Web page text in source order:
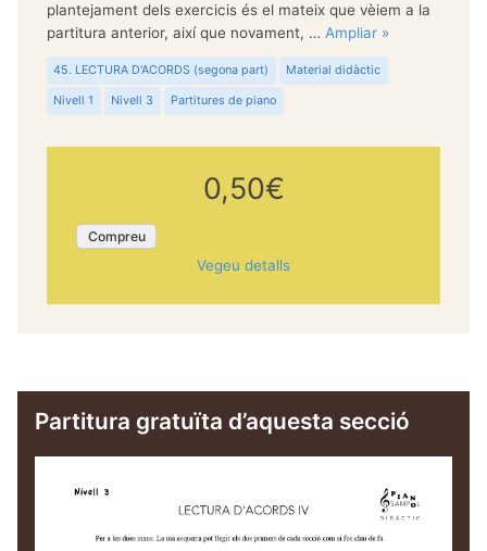
plantejament dels exercicis és el mateix que vèiem a la
partitura anterior, així que novament, … Ampliar »
45. LECTURA D'ACORDS (segona part) Material didàctic
Nivell 1 Nivell 3 Partitures de piano
0,50€
Compreu
Vegeu detalls
Partitura gratuïta d’aquesta secció